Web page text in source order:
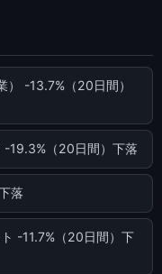
） -13.7%（20日間）
-19.3%（20日間）下落
落
-11.7%（20日間）下